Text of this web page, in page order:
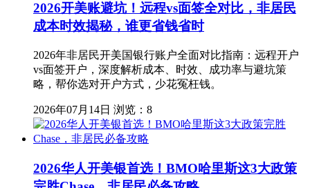
2026开美账避坑！远程vs面签全对比，非居民
成本时效揭秘，谁更省钱省时
2026年非居民开美国银行账户全面对比指南：远程开户
vs面签开户，深度解析成本、时效、成功率与避坑策
略，帮你选对开户方式，少花冤枉钱。
2026年07月14日 浏览：8
2026华人开美银首选！BMO哈里斯这3大政策